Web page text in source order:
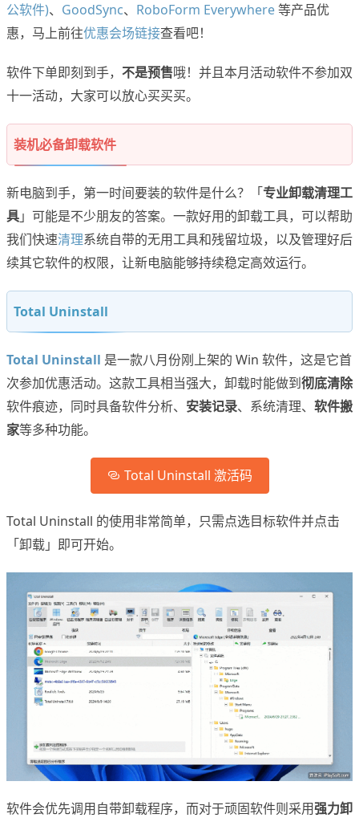
公软件)、 GoodSync、 RoboForm Everywhere等产品优
惠，马上前往优惠会场链接查看吧！
软件下单即刻到手， 不是预售哦！并且本月活动软件不参加双
十一活动，大家可以放心买买买。
装机必备卸载软件
新电脑到手，第一时间要装的软件是什么？「专业卸载清理工
具」可能是不少朋友的答案。一款好用的卸载工具，可以帮助
我们快速清理系统自带的无用工具和残留垃圾，以及管理好后
续其它软件的权限，让新电脑能够持续稳定高效运行。
Total Uninstall
Total Uninstall 是一款八月份刚上架的 Win 软件，这是它首
次参加优惠活动。这款工具相当强大，卸载时能做到彻底清除
软件痕迹，同时具备软件分析、 安装记录、系统清理、 软件搬
家等多种功能。
Total Uninstall 激活码
Total Uninstall 的使用非常简单，只需点选目标软件并点击
「卸载」即可开始。
软件会优先调用自带卸载程序，而对于顽固软件则采用强力卸